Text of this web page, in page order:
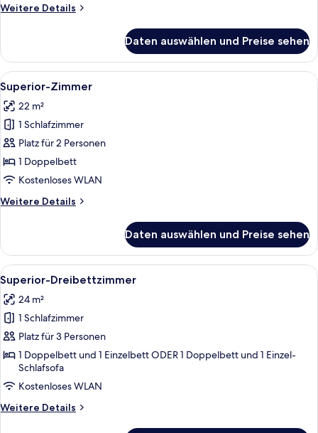
Weitere Details
Weitere
Vierbettzimmer
Daten auswählen und Preise sehen
Alle
Fotos
für
Superior-
Zimmer
anzeigen
Ein modernes Hotelzimmer mit
11
Superior-Zimmer
22 m²
1 Schlafzimmer
Platz für 2 Personen
1 Doppelbett
Kostenloses WLAN
Weitere Details
Weitere
Zimmer
Daten auswählen und Preise sehen
Alle
Fotos
für
Superior-
Dreibettzimmer
anzeigen
Ein Schlafzimmer mit zwei Betten,
12
Superior-Dreibettzimmer
24 m²
1 Schlafzimmer
Platz für 3 Personen
1 Doppelbett und 1 Einzelbett ODER 1 Doppelbett und 1 Einzel-
Schlafsofa
Kostenloses WLAN
Weitere Details
Weitere